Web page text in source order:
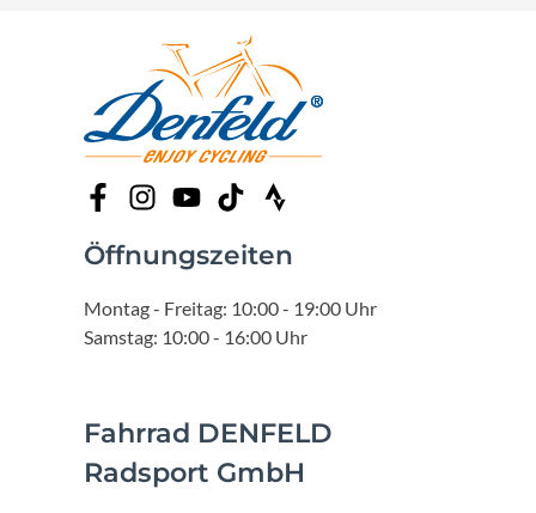
Öffnungszeiten
Montag - Freitag: 10:00 - 19:00 Uhr
Samstag: 10:00 - 16:00 Uhr
Fahrrad DENFELD
Radsport GmbH